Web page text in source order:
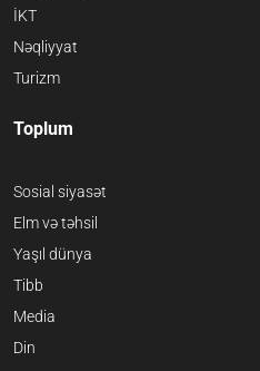
İKT
Nəqliyyat
Turizm
Toplum
Sosial siyasət
Elm və təhsil
Yaşıl dünya
Tibb
Media
Din